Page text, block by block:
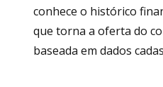
conhece o histórico
que torna a oferta do
baseada em dados